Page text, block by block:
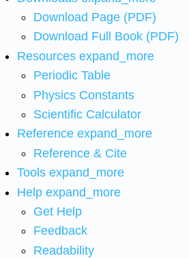
Download Page (PDF)
Download Full Book (PDF)
Resources expand_more
Periodic Table
Physics Constants
Scientific Calculator
Reference expand_more
Reference & Cite
Tools expand_more
Help expand_more
Get Help
Feedback
Readability